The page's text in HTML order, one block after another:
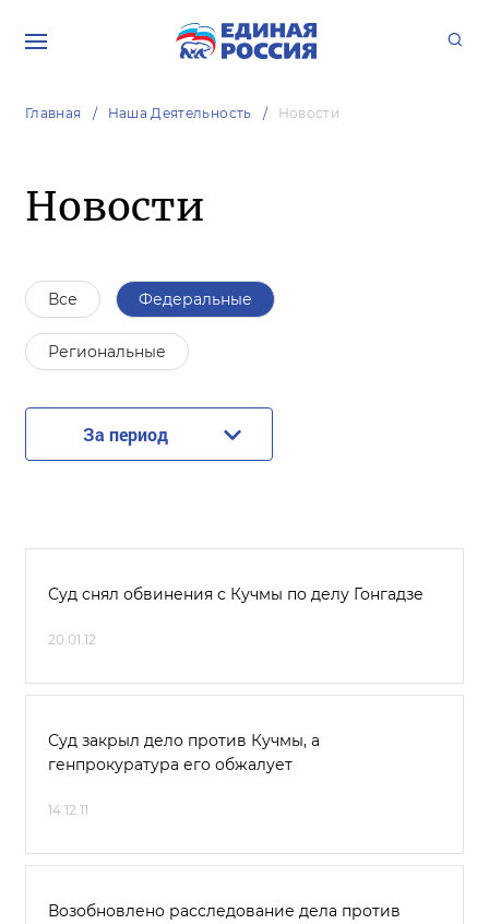
Главная Наша Деятельность Новости
Новости
Все Федеральные
Региональные
За период
Суд снял обвинения с Кучмы по делу Гонгадзе
20.01.12
Суд закрыл дело против Кучмы, а
генпрокуратура его обжалует
14.12.11
Возобновлено расследование дела против